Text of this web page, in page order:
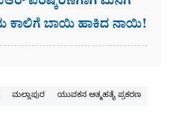
ಕಾಲಿಗೆ ಬಾಯಿ ಹಾಕಿದ ನಾಯಿ!
ಮಲ್ಲಾಪುರ
ಯುವಕನ ಆತ್ಮಹತ್ಯೆ ಪ್ರಕರಣ